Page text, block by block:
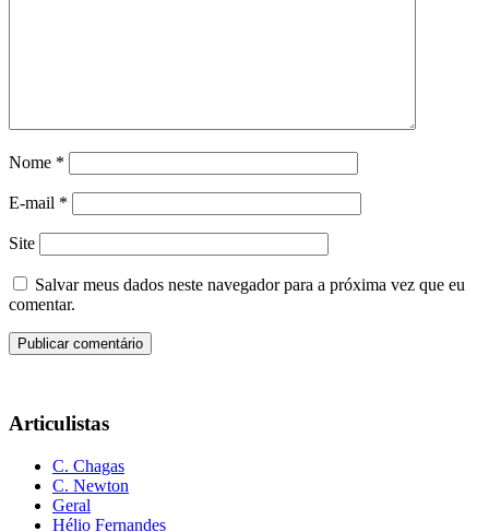
Nome *
E-mail *
Site
Salvar meus dados neste navegador para a próxima vez que eu
comentar.
Articulistas
C. Chagas
C. Newton
Geral
Hélio Fernandes